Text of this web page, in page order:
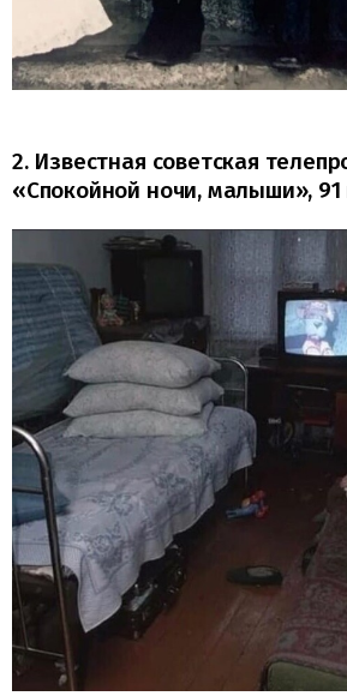
2. Известная советская
«Спокойной ночи, малыши», 91